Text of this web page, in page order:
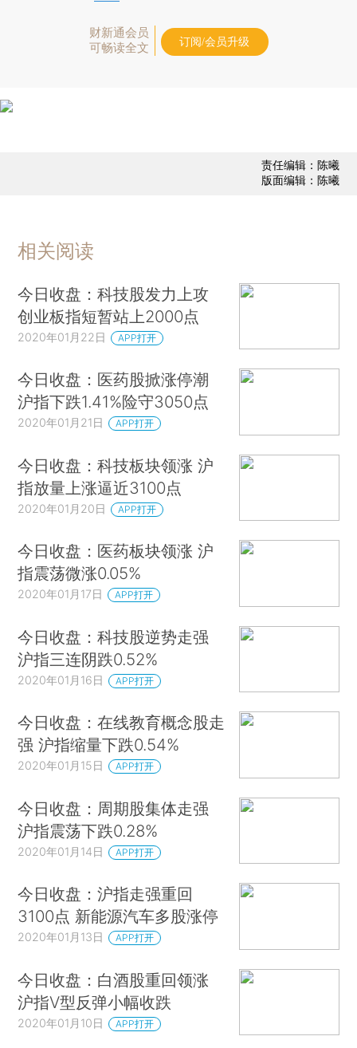
财新通会员
可畅读全文
订阅/会员升级
责任编辑：陈曦
版面编辑：陈曦
相关阅读
今日收盘：科技股发力上攻
创业板指短暂站上2000点
2020年01月22日 APP打开
今日收盘：医药股掀涨停潮
沪指下跌1.41%险守3050点
2020年01月21日 APP打开
今日收盘：科技板块领涨 沪
指放量上涨逼近3100点
2020年01月20日 APP打开
今日收盘：医药板块领涨 沪
指震荡微涨0.05%
2020年01月17日 APP打开
今日收盘：科技股逆势走强
沪指三连阴跌0.52%
2020年01月16日 APP打开
今日收盘：在线教育概念股走
强 沪指缩量下跌0.54%
2020年01月15日 APP打开
今日收盘：周期股集体走强
沪指震荡下跌0.28%
2020年01月14日 APP打开
今日收盘：沪指走强重回
3100点 新能源汽车多股涨停
2020年01月13日 APP打开
今日收盘：白酒股重回领涨
沪指V型反弹小幅收跌
2020年01月10日 APP打开